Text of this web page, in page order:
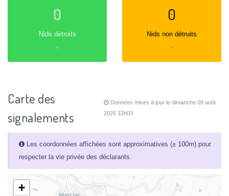
0
Nids détruits
=
0
Nids non détruits
=
Carte des
signalements
Données mises à jour le dimanche 09 août
2026 12h03
Les coordonnées affichées sont approximatives (± 100m) pour
respecter la vie privée des déclarants.
+